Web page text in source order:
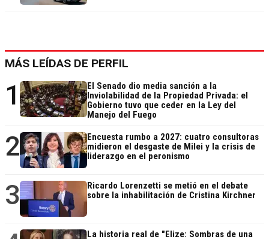
MÁS LEÍDAS DE PERFIL
1
El Senado dio media sanción a la
Inviolabilidad de la Propiedad Privada: el
Gobierno tuvo que ceder en la Ley del
Manejo del Fuego
2
Encuesta rumbo a 2027: cuatro consultoras
midieron el desgaste de Milei y la crisis de
liderazgo en el peronismo
3
Ricardo Lorenzetti se metió en el debate
sobre la inhabilitación de Cristina Kirchner
La historia real de "Elize: Sombras de una